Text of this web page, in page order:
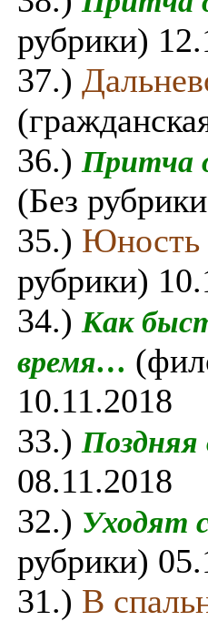
рубрики)
37.)
36.) Притча
(Без
35.) Юность
рубрики)
34.) Как
время…
10.11.2018
33.) Поздняя
08.11.2018
32.) Уходят
рубрики)
31.) В